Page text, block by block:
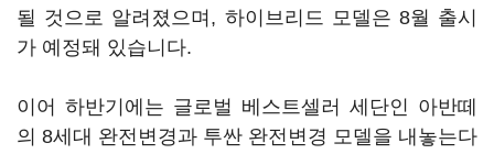
될 것으로 알려졌으며, 하이브리드 모델은 8월 출시
가 예정돼 있습니다.
이어 하반기에는 글로벌 베스트셀러 세단인 아반떼
의 8세대 완전변경과 투싼 완전변경 모델을 내놓는다